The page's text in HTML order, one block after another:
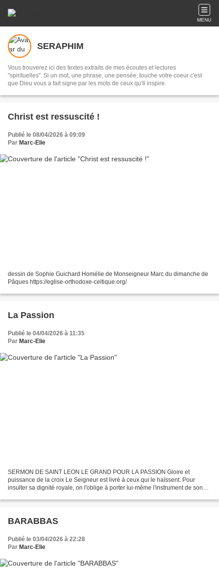
MENU
SERAPHIM
Vous trouverez ici des textes extraits de mes écoutes et lectures
"spirituelles". Si un mot, une phrase, une pensée, touche votre coeur c'est
que Dieu vous a fait signe par les mots de ceux qu'Il inspire.
Christ est ressuscité !
Publié le 08/04/2026 à 09:09
Par Marc-Elie
dessin de Sophie Guichard Homélie de Monseigneur Marc du dimanche de
Pâques https://eglise-orthodoxe-celtique.org/
La Passion
Publié le 04/04/2026 à 11:35
Par Marc-Elie
SERMON DE SAINT LEON LE GRAND POUR LA PASSION Gloire et
puissance de la croix Le Seigneur est livré à ceux qui le haïssent. Pour
insulter sa dignité royale, on l'oblige à porter lui-même l'instrument de son
BARABBAS
Publié le 03/04/2026 à 22:28
Par Marc-Elie